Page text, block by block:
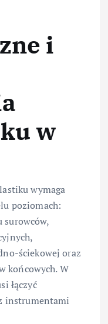
i
w
wymaga
poziomach:
surowców,
ściekowej oraz
końcowych. W
łączyć
instrumentami